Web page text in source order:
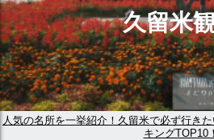
久留米
人気の名所を一挙紹介！久留米で必ず行き
キングTOP10！